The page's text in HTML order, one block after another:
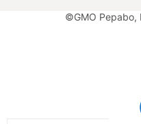
©GMO Pepabo,